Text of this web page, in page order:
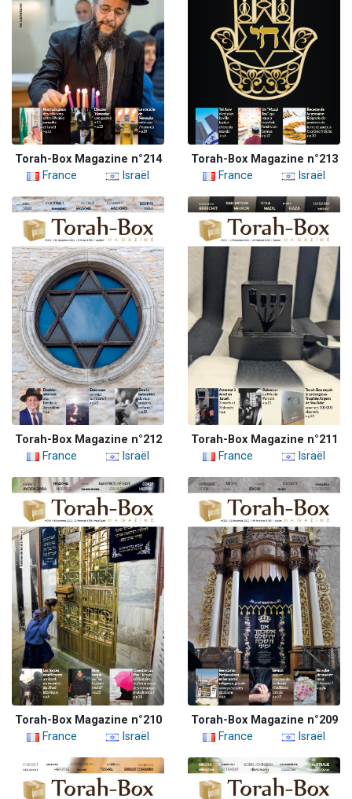
Torah-Box Magazine n°214
France
Israël
Torah-Box Magazine n°213
France
Israël
Torah-Box Magazine n°212
France
Israël
Torah-Box Magazine n°211
France
Israël
Torah-Box Magazine n°210
France
Israël
Torah-Box Magazine n°209
France
Israël